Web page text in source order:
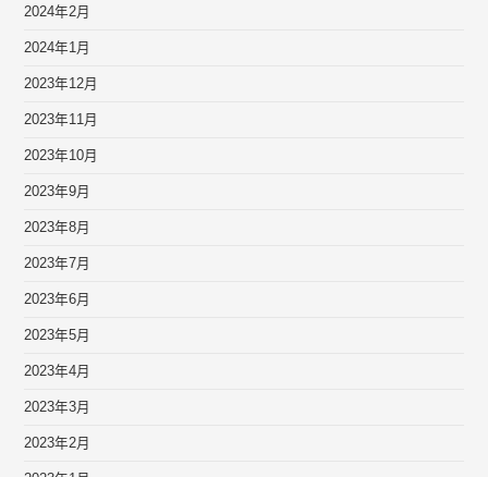
2024年2月
2024年1月
2023年12月
2023年11月
2023年10月
2023年9月
2023年8月
2023年7月
2023年6月
2023年5月
2023年4月
2023年3月
2023年2月